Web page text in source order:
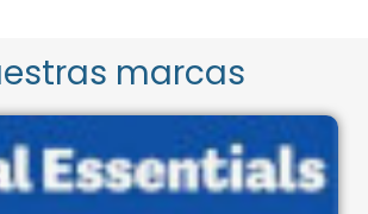
marcas